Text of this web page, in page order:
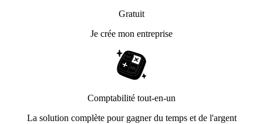
Gratuit
Je crée mon entreprise
Comptabilité tout-en-un
La solution complète pour gagner du temps et de l'argent